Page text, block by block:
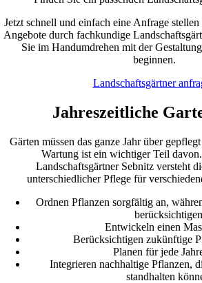
Jetzt schnell und einfach eine Anfrage
Angebote durch fachkundige
Sie im Handumdrehen mit der
beginnen.
Landschaftsgärtner
Jahreszeitliche
Gärten müssen das ganze Jahr über
Wartung ist ein wichtiger Teil
Landschaftsgärtner Sebnitz versteht
unterschiedlicher Pflege für
Ordnen Pflanzen sorgfältig an,
berücksichtigen
Entwickeln einen
Berücksichtigen zukünftige
Planen für jede
Integrieren nachhaltige Pflanzen,
standhalten